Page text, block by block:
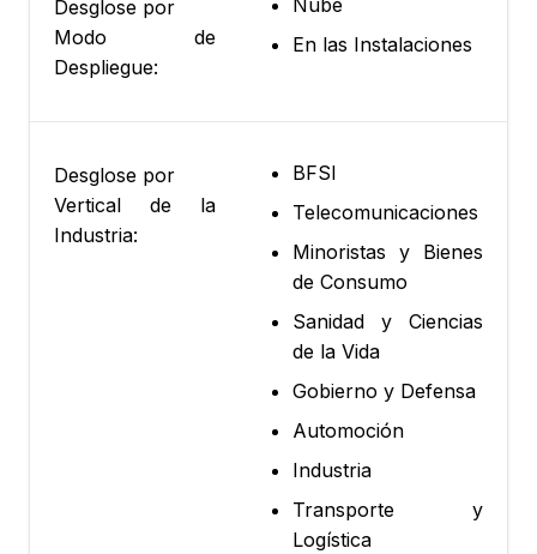
Desglose por
Modo de
Despliegue:
Nube
En las Instalaciones
Desglose por
Vertical de la
Industria:
BFSI
Telecomunicaciones
Minoristas y Bienes
de Consumo
Sanidad y Ciencias
de la Vida
Gobierno y Defensa
Automoción
Industria
Transporte y
Logística